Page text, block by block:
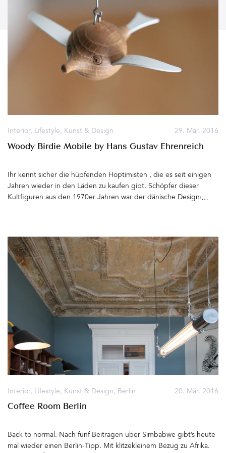
29. Mär. 2016
Interior, Lifestyle, Kunst & Design
Woody Birdie Mobile by Hans Gustav Ehrenreich
Ihr kennt sicher die hüpfenden Hoptimisten , die es seit einigen
Jahren wieder in den Läden zu kaufen gibt. Schöpfer dieser
Kultfiguren aus den 1970er Jahren war der dänische Designer
noch bevor die fröhlichen Hüpfer zum Leben erweckt wurden, die
Woody Birdies Mobiles. 5 kleine fliegende Vögel aus Eichenholz
mit Flügeln aus Metall. Sie schweben nun im Sixties Home und
passen wunderbar zum Rest der Einrichtung.Schön kann ich mir
das Mobile auch für's Kinderzimmer vorstellen. Oder über dem
Wickeltisch… Die Woodie Birdies by Hoptimist wurden mir
netterweise von ConceptRoom zur Verfügung gestellt&hellip
20. Mär. 2016
Interior, Lifestyle, Kunst & Design, Berlin
Coffee Room Berlin
Back to normal. Nach fünf Beiträgen über Simbabwe gibt’s heute
mal wieder einen Berlin-Tipp. Mit klitzekleinem Bezug zu Afrika.